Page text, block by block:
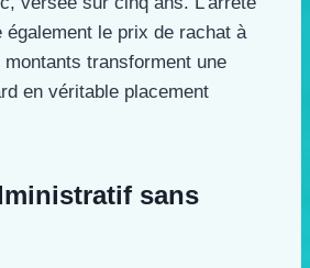
le prix de rachat à
transforment une
en véritable placement
sans